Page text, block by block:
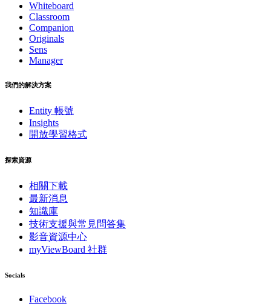
Whiteboard
Classroom
Companion
Originals
Sens
Manager
我們的解決方案
Entity 帳號
Insights
開放學習格式
探索資源
相關下載
最新消息
知識庫
技術支援與常見問答集
影音資源中心
myViewBoard 社群
Socials
Facebook